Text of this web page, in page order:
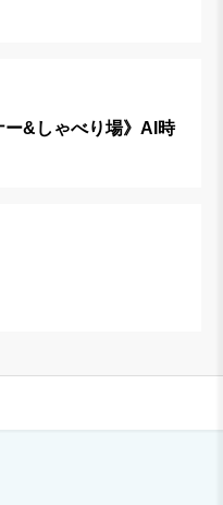
ー&しゃべり場》AI時